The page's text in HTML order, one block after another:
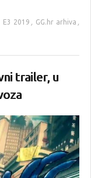
E3 2019 , GG.hr arhiva ,
trailer, u